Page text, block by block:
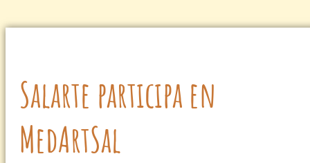
Salarte participa en
MedArtSal